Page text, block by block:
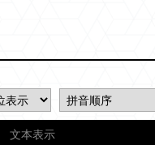
文本表示